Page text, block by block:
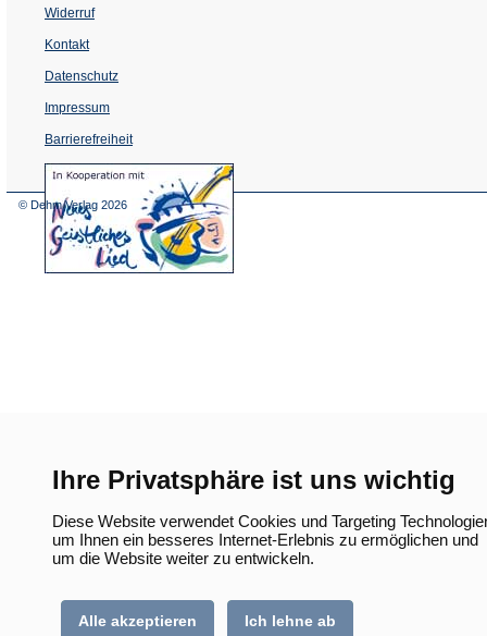
Ihre Privatsphäre ist uns wichtig
Diese Website verwendet Cookies und Targeting
um Ihnen ein besseres Internet-Erlebnis zu ermöglichen und
um die Website weiter zu entwickeln.
Alle akzeptieren Ich lehne ab
Widerruf
Kontakt
Datenschutz
Impressum
Barrierefreiheit
(Öffnet
in
© Dehm Verlag 2026